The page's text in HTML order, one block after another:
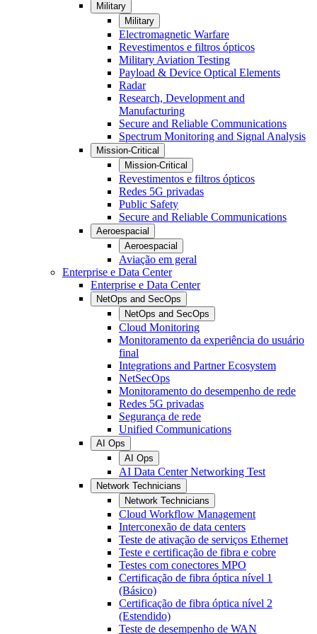
Military
Military
Electromagnetic Warfare
Revestimentos e filtros ópticos
Military Aviation Testing
Payload & Device Optical Elements
Radar
Research, Development and
Manufacturing
Secure and Reliable Communications
Spectrum Monitoring and Signal Analysis
Mission-Critical
Mission-Critical
Revestimentos e filtros ópticos
Redes 5G privadas
Public Safety
Secure and Reliable Communications
Aeroespacial
Aeroespacial
Aviação em geral
Enterprise e Data Center
Enterprise e Data Center
NetOps and SecOps
NetOps and SecOps
Cloud Monitoring
Monitoramento da experiência do usuário
final
Integrations and Partner Ecosystem
NetSecOps
Monitoramento do desempenho de rede
Redes 5G privadas
Segurança de rede
Unified Communications
AI Ops
AI Ops
AI Data Center Networking Test
Network Technicians
Network Technicians
Cloud Workflow Management
Interconexão de data centers
Teste de ativação de serviços Ethernet
Teste e certificação de fibra e cobre
Testes com conectores MPO
Certificação de fibra óptica nível 1
(Básico)
Certificação de fibra óptica nível 2
(Estendido)
Teste de desempenho de WAN